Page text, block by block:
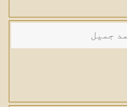
جمیل